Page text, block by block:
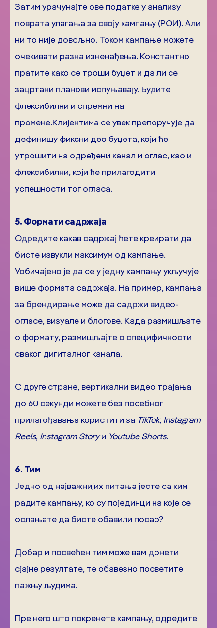
Затим урачунајте ове податке у анализу
поврата улагања за своју кампању (РОИ). Али
ни то није довољно. Током кампање можете
очекивати разна изненађења. Константно
пратите како се троши буџет и да ли се
зацртани планови испуњавају. Будите
флексибилни и спремни на
промене.Клијентима се увек препоручује да
дефинишу фиксни део буџета, који ће
утрошити на одређени канал и оглас, као и
флексибилни, који ће прилагодити
успешности тог огласа.
5. Формати садржаја
Одредите какав садржај ћете креирати да
бисте извукли максимум од кампање.
Уобичајено је да се у једну кампању укључује
више формата садржаја. На пример, кампања
за брендирање може да садржи видео-
огласе, визуале и блогове. Када размишљате
о формату, размишљајте о специфичности
сваког дигиталног канала.
С друге стране, вертикални видео трајања
до 60 секунди можете без посебног
прилагођавања користити за TikTok, Instagram
Reels, Instagram Storyи Youtube Shorts.
6. Тим
Једно од најважнијих питања јесте са ким
радите кампању, ко су појединци на које се
ослањате да бисте обавили посао?
Добар и посвећен тим може вам донети
сјајне резултате, те обавезно посветите
пажњу људима.
Пре него што покренете кампању, одредите